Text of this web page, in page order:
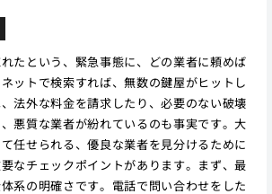
たという、緊急事態に、どの業者に頼めば
ットで検索すれば、無数の鍵屋がヒットし
法外な料金を請求したり、必要のない破壊
悪質な業者が紛れているのも事実です。大
任せられる、優良な業者を見分けるために
なチェックポイントがあります。まず、最
系の明確さです。電話で問い合わせをした